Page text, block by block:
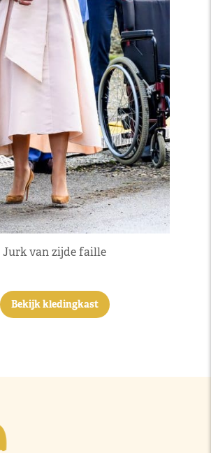
Jurk van zijde faille
Bekijk kledingkast